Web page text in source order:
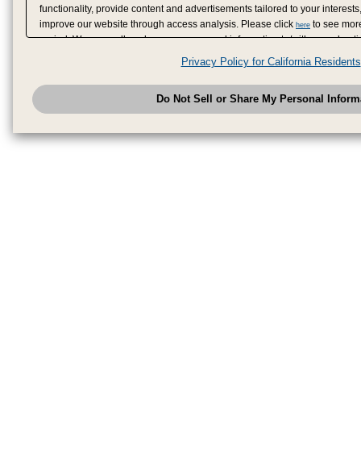
functionality, provide content and advertisements tailored to your
improve our website through access analysis. Please click here to see
period. We may sell or share your personal information to/with our
have provided to them or that they have collected from your use of their
analyze and optimize advertisements delivered to you by businesses
have the right to opt out of sale or share of your personal information by
to exercise your right. If we have detected an opt-out
honored.Change your sell or share preference
Privacy Policy for California Residents
Do Not Sell or Share My Personal